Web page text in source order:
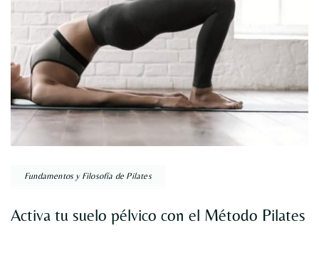
Fundamentos y Filosofía de Pilates
Activa tu suelo pélvico con el Método Pilates